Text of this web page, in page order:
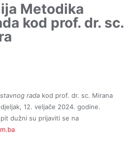
Metodika
kod prof. dr. sc.
rada kod prof. dr. sc. Mirana
12. veljače 2024. godine.
dužni su prijaviti se na